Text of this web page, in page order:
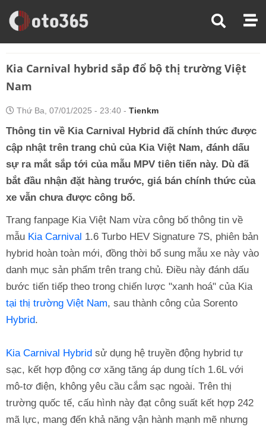
Trang Chủ
Thị Trường Xe
Kia Carnival hybrid sắp đổ bộ thị trường Việt
Nam
Thứ Ba, 07/01/2025 - 23:40 - Tienkm
Thông tin về Kia Carnival Hybrid đã chính thức được
cập nhật trên trang chủ của Kia Việt Nam, đánh dấu
sự ra mắt sắp tới của mẫu MPV tiên tiến này. Dù đã
bắt đầu nhận đặt hàng trước, giá bán chính thức của
xe vẫn chưa được công bố.
Trang fanpage Kia Việt Nam vừa công bố thông tin về
mẫu Kia Carnival 1.6 Turbo HEV Signature 7S, phiên bản
hybrid hoàn toàn mới, đồng thời bổ sung mẫu xe này vào
danh mục sản phẩm trên trang chủ. Điều này đánh dấu
bước tiến tiếp theo trong chiến lược "xanh hoá" của Kia
tại thị trường Việt Nam, sau thành công của Sorento
Hybrid.
Kia Carnival Hybrid sử dụng hệ truyền động hybrid tự
sạc, kết hợp động cơ xăng tăng áp dung tích 1.6L với
mô-tơ điện, không yêu cầu cắm sạc ngoài. Trên thị
trường quốc tế, cấu hình này đạt công suất kết hợp 242
mã lực, mang đến khả năng vận hành mạnh mẽ nhưng